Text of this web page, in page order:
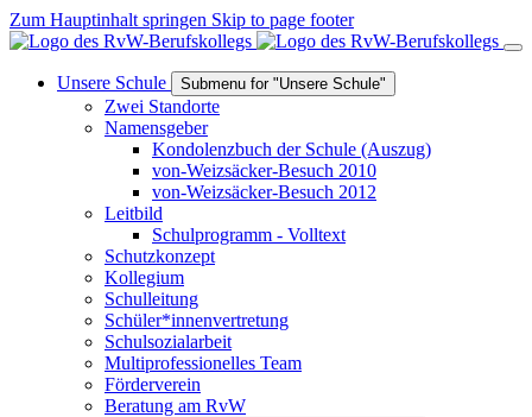
Zum Hauptinhalt springen Skip to page footer
Unsere Schule Submenu for "Unsere Schule"
Zwei Standorte
Namensgeber
Kondolenzbuch der Schule (Auszug)
von-Weizsäcker-Besuch 2010
von-Weizsäcker-Besuch 2012
Leitbild
Schulprogramm - Volltext
Schutzkonzept
Kollegium
Schulleitung
Schüler*innenvertretung
Schulsozialarbeit
Multiprofessionelles Team
Förderverein
Beratung am RvW